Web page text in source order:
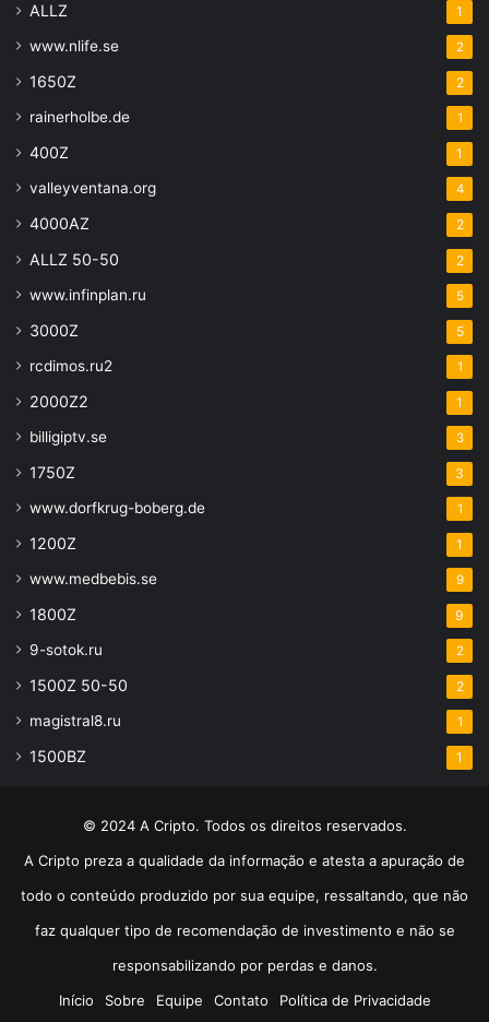
ALLZ 1
www.nlife.se 2
1650Z 2
rainerholbe.de 1
400Z 1
valleyventana.org 4
4000AZ 2
ALLZ 50-50 2
www.infinplan.ru 5
3000Z 5
rcdimos.ru2 1
2000Z2 1
billigiptv.se 3
1750Z 3
www.dorfkrug-boberg.de 1
1200Z 1
www.medbebis.se 9
1800Z 9
9-sotok.ru 2
1500Z 50-50 2
magistral8.ru 1
1500BZ 1
© 2024 A Cripto. Todos os direitos reservados.
A Cripto preza a qualidade da informação e atesta a apuração de
todo o conteúdo produzido por sua equipe, ressaltando, que não
faz qualquer tipo de recomendação de investimento e não se
responsabilizando por perdas e danos.
Início
Sobre Equipe Contato Política de Privacidade